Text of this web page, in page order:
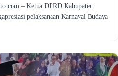
– Ketua DPRD Kabupaten
pelaksanaan Karnaval Budaya